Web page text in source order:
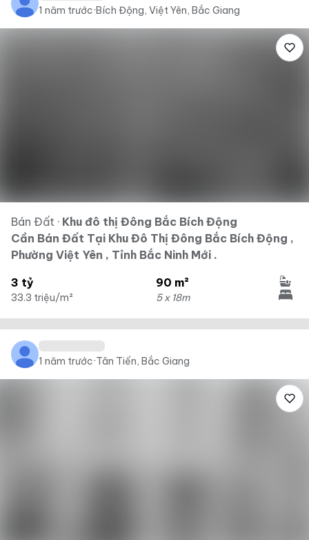
1 năm trước·Bích Động, Việt Yên, Bắc Giang
Bán Đất · Khu đô thị Đông Bắc Bích Động
Cần Bán Đất Tại Khu Đô Thị Đông Bắc Bích Động ,
Phường Việt Yên , Tỉnh Bắc Ninh Mới .
3 tỷ
33.3 triệu/m²
90 m²
5 x 18m
1 năm trước·Tân Tiến, Bắc Giang